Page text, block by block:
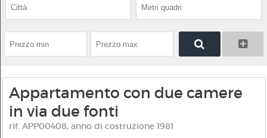
Appartamento con due camere
in via due fonti
rif. APP00408, anno di costruzione 1981